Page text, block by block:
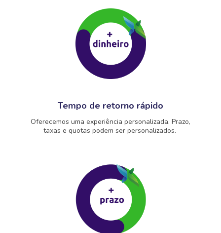
Tempo de retorno rápido
Oferecemos uma experiência personalizada. Prazo,
taxas e quotas podem ser personalizados.